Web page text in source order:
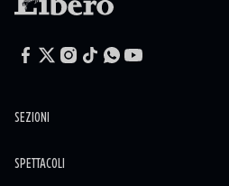
SEZIONI
SPETTACOLI